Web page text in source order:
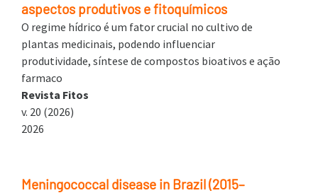
aspectos produtivos e fitoquímicos
O regime hídrico é um fator crucial no cultivo de
plantas medicinais, podendo influenciar
produtividade, síntese de compostos bioativos e ação
farmaco
Revista Fitos
v. 20 (2026)
2026
Meningococcal disease in Brazil (2015–